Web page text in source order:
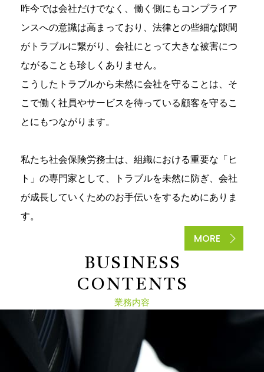
昨今では会社だけでなく、働く側にもコンプライア
ンスへの意識は高まっており、法律との些細な隙間
がトラブルに繋がり、会社にとって大きな被害につ
ながることも珍しくありません。
こうしたトラブルから未然に会社を守ることは、そ
こで働く社員やサービスを待っている顧客を守るこ
とにもつながります。
私たち社会保険労務士は、組織における重要な「ヒ
ト」の専門家として、トラブルを未然に防ぎ、会社
が成長していくためのお手伝いをするためにありま
す。
MORE
B U SIN ESS
C ON TEN TS
業務内容